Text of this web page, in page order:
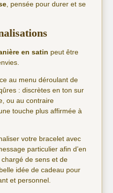
, pensée pour durer et se
en satin peut être
au menu déroulant de
: discrètes en ton sur
ou au contraire
touche plus affirmée à
votre bracelet avec
particulier afin d’en
de sens et de
idée de cadeau pour
et personnel.